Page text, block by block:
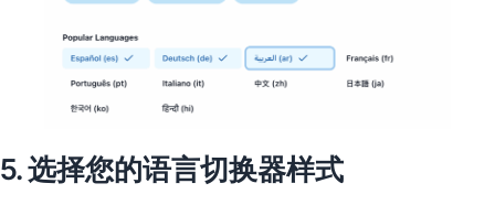
5. 选择您的语言切换器样式